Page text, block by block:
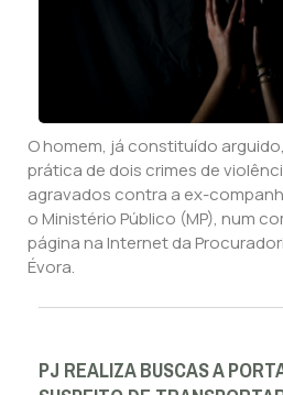
O homem, já constituído
prática de dois crimes de
agravados contra a ex-
o Ministério Público (MP), num
página na Internet da
Évora.
PJ REALIZA BUSCAS A